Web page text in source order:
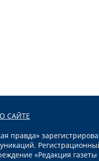
О САЙТЕ
правда»
«Редакция газеты